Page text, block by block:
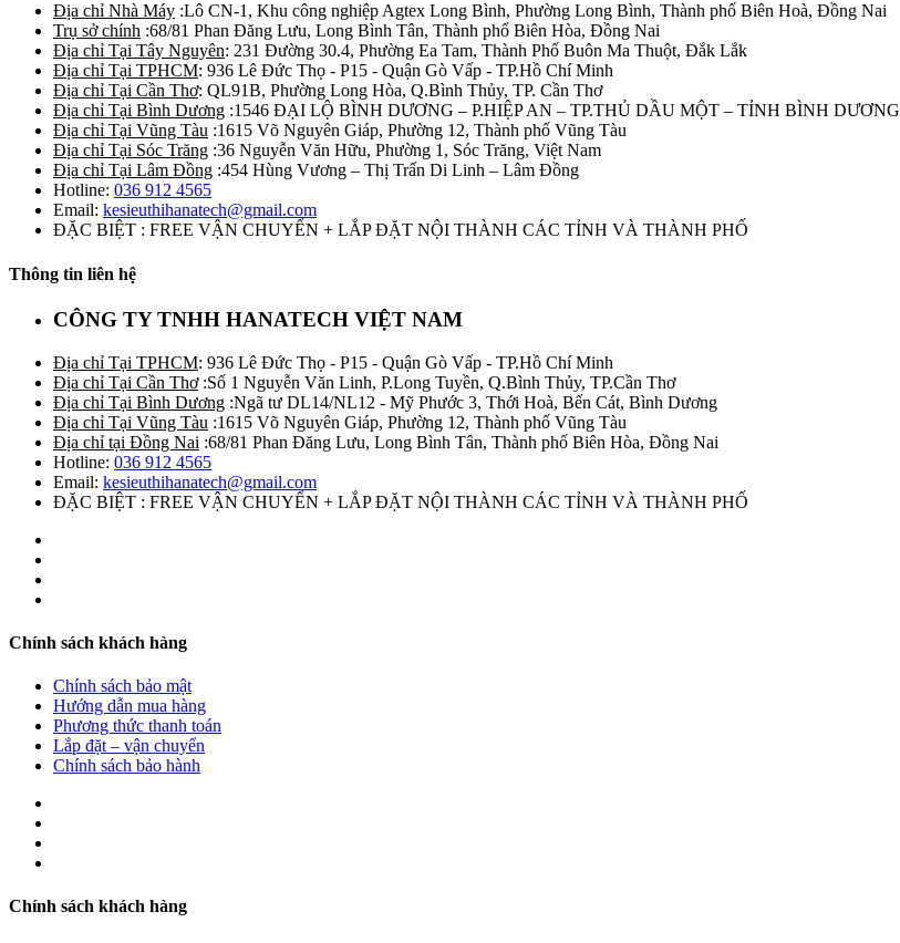
Địa chỉ Nhà Máy :Lô CN-1, Khu công nghiệp Agtex Long Bình, Phường Long Bình, Thành phố Biên Hoà, Đồng Nai
Trụ sở chính :68/81 Phan Đăng Lưu, Long Bình Tân, Thành phố Biên Hòa, Đồng Nai
Địa chỉ Tại Tây Nguyên: 231 Đường 30.4, Phường Ea Tam, Thành Phố Buôn Ma Thuột, Đắk Lắk
Địa chỉ Tại TPHCM: 936 Lê Đức Thọ - P15 - Quận Gò Vấp - TP.Hồ Chí Minh
Địa chỉ Tại Cần Thơ: QL91B, Phường Long Hòa, Q.Bình Thủy, TP. Cần Thơ
Địa chỉ Tại Bình Dương :1546 ĐẠI LỘ BÌNH DƯƠNG – P.HIỆP AN – TP.THỦ DẦU MỘT – TỈNH BÌNH DƯƠNG
Địa chỉ Tại Vũng Tàu :1615 Võ Nguyên Giáp, Phường 12, Thành phố Vũng Tàu
Địa chỉ Tại Sóc Trăng :36 Nguyễn Văn Hữu, Phường 1, Sóc Trăng, Việt Nam
Địa chỉ Tại Lâm Đồng :454 Hùng Vương – Thị Trấn Di Linh – Lâm Đồng
Hotline: 036 912 4565
Email: kesieuthihanatech@gmail.com
ĐẶC BIỆT : FREE VẬN CHUYỂN + LẮP ĐẶT NỘI THÀNH CÁC TỈNH VÀ THÀNH PHỐ
Thông tin liên hệ
CÔNG TY TNHH HANATECH VIỆT NAM
Địa chỉ Tại TPHCM: 936 Lê Đức Thọ - P15 - Quận Gò Vấp - TP.Hồ Chí Minh
Địa chỉ Tại Cần Thơ:Số 1 Nguyễn Văn Linh, P.Long Tuyền, Q.Bình Thủy, TP.Cần Thơ
Địa chỉ Tại Bình Dương :Ngã tư DL14/NL12 - Mỹ Phước 3, Thới Hoà, Bến Cát, Bình Dương
Địa chỉ Tại Vũng Tàu :1615 Võ Nguyên Giáp, Phường 12, Thành phố Vũng Tàu
Địa chỉ tại Đồng Nai :68/81 Phan Đăng Lưu, Long Bình Tân, Thành phố Biên Hòa, Đồng Nai
Hotline: 036 912 4565
Email: kesieuthihanatech@gmail.com
ĐẶC BIỆT : FREE VẬN CHUYỂN + LẮP ĐẶT NỘI THÀNH CÁC TỈNH VÀ THÀNH PHỐ
Chính sách khách hàng
Chính sách bảo mật
Hướng dẫn mua hàng
Phương thức thanh toán
Lắp đặt – vận chuyển
Chính sách bảo hành
Chính sách khách hàng